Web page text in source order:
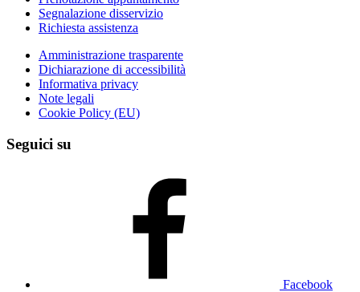
Segnalazione disservizio
Richiesta assistenza
Amministrazione trasparente
Dichiarazione di accessibilità
Informativa privacy
Note legali
Cookie Policy (EU)
Seguici su
Facebook